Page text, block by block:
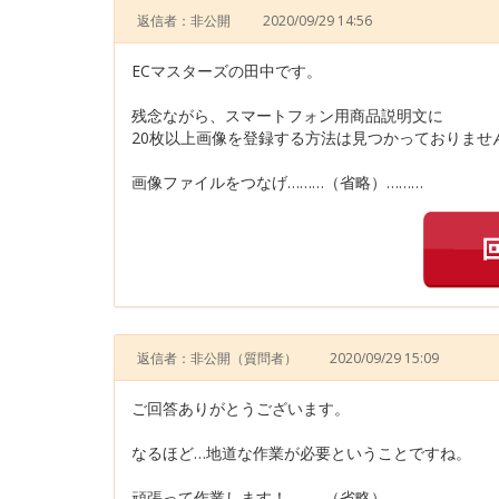
返信者：非公開 2020/09/29 14:56
ECマスターズの田中です。
残念ながら、スマートフォン用商品説明文に
20枚以上画像を登録する方法は見つかっておりませ
画像ファイルをつなげ………（省略）………
返信者：非公開 （質問者） 2020/09/29 15:09
ご回答ありがとうございます。
なるほど…地道な作業が必要ということですね。